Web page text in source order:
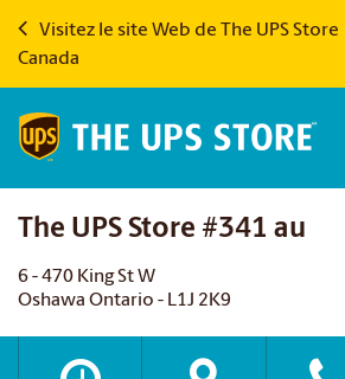
Visitez le site Web de The UPS Store
Canada
The UPS Store #341 au
6 - 470 King St W
Oshawa Ontario - L1J 2K9